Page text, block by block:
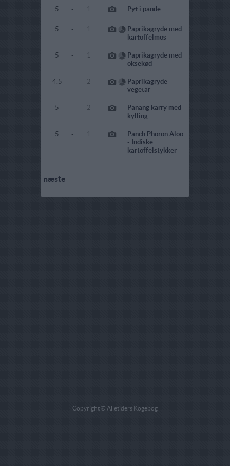
5 - 1 Pyt i pande
5 - 1
Paprikagryde med
kartoffelmos
5 - 1
Paprikagryde med
oksekød
4.5 - 2
Paprikagryde
vegetar
5 - 2
Panang karry med
kylling
5 - 1
Panch Phoron Aloo
- Indiske
kartoffelstykker
næste
Copyright © Alletiders Kogebog